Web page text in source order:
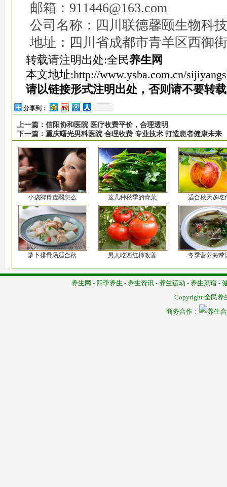
邮箱： 911446@163.com
公司名称：四川联德馨颐生物科
地址：四川省成都市青羊区西御
转载请注明出处:全民养生网
本文地址:http://www.ysba.com.cn/
请以链接形式注明出处，否则请不要转
分享到：
上一篇： 信阳协和医院 医疗收费平价，合理透明
下一篇： 重庆曙光男科医院 合理收费 专业技术 打造患者健康未来
小孩脾胃虚弱怎么 这几种秋季的青菜 适合秋天多吃
萝卜排骨汤适合秋 男人吃西红柿改善 冬季营养海带
养生网 - 四季养生 - 养生资讯 - 养生运动 - 养生菜谱 -
Copyright 全民养
商务合作：